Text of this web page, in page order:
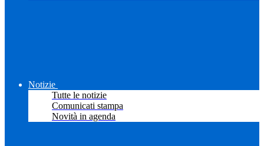
Notizie
Tutte le notizie
Comunicati stampa
Novità in agenda